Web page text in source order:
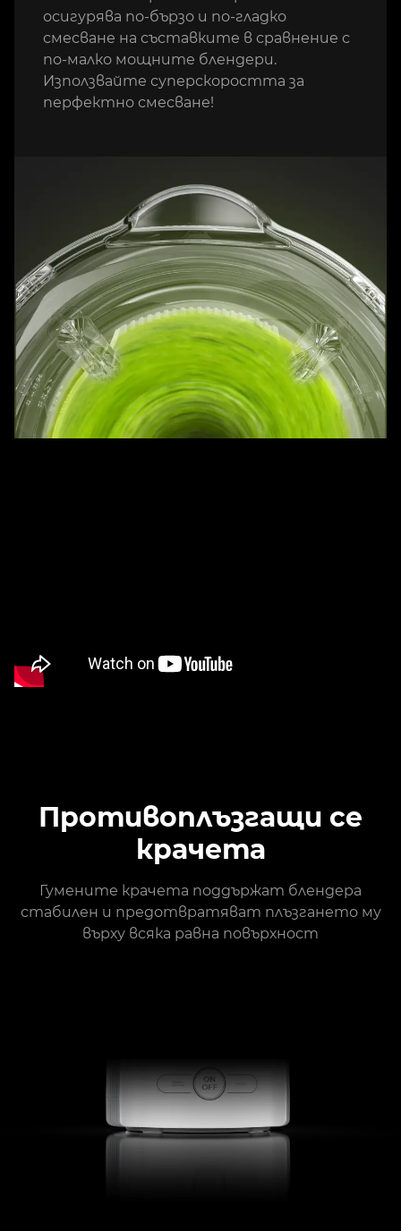
осигурява по-бързо и по-гладко
смесване на съставките в сравнение с
по-малко мощните блендери.
Използвайте суперскоростта за
перфектно смесване!
Противоплъзгащи се
крачета
Гумените крачета поддържат блендера
стабилен и предотвратяват плъзгането му
върху всяка равна повърхност